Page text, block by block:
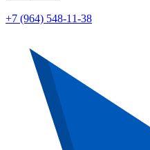
+7 (964) 548-11-38